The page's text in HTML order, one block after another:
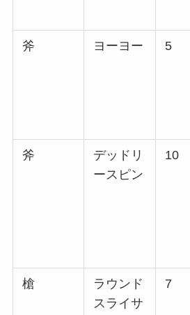
斧 ヨーヨー 5
斧
デッドリ
ースピン
10
槍
ラウンド
スライサ
7